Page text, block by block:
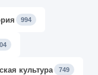
994
культура 749